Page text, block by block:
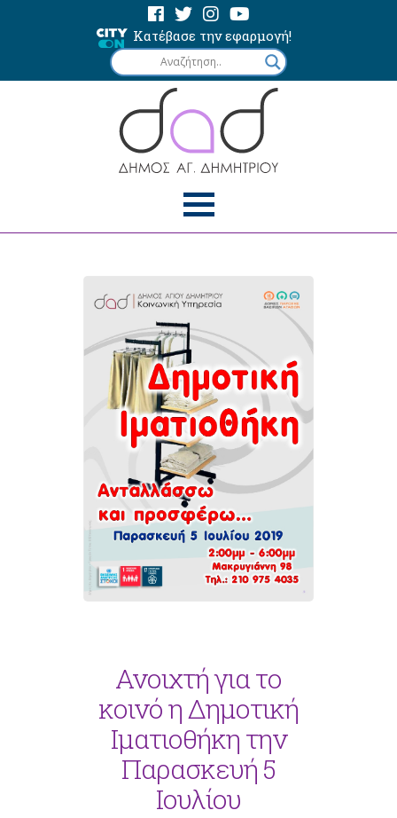
Κατέβασε την εφαρμογή!
Ανοιχτή για το
κοινό η Δημοτική
Ιματιοθήκη την
Παρασκευή 5
Ιουλίου